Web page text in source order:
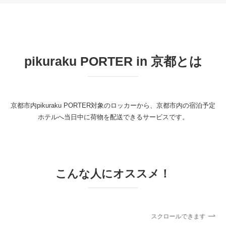
pikuraku PORTER in 京都とは
京都市内pikuraku PORTER対象のロッカーから、京都市内の宿泊予定
ホテルへ当日中に荷物を配送できるサービスです。
こんな人にオススメ！
スクロールできます